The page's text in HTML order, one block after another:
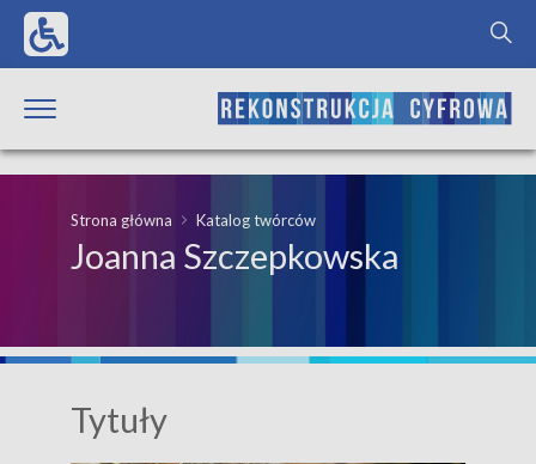
Strona główna Katalog twórców
Joanna Szczepkowska
Tytuły